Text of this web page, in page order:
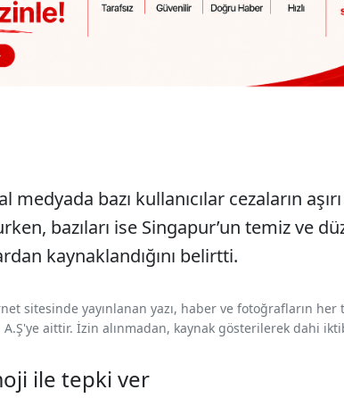
medyada bazı kullanıcılar cezaların
bazıları ise Singapur’un temiz ve
kaynaklandığını belirtti.
sitesinde yayınlanan yazı, haber ve fotoğrafların her
A.Ş'ye aittir. İzin alınmadan, kaynak gösterilerek dahi
ile tepki ver